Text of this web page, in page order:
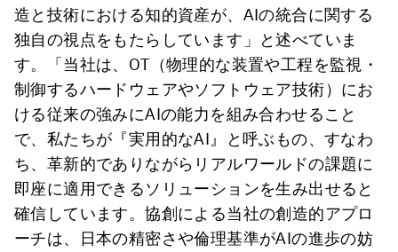
造と技術における知的資産が、AIの統合に関する
独自の視点をもたらしています」と述べていま
す。「当社は、OT（物理的な装置や工程を監視・
制御するハードウェアやソフトウェア技術）にお
ける従来の強みにAIの能力を組み合わせること
で、私たちが『実用的なAI』と呼ぶもの、すなわ
ち、革新的でありながらリアルワールドの課題に
即座に適用できるソリューションを生み出せると
確信しています。協創による当社の創造的アプロ
ーチは、日本の精密さや倫理基準がAIの進歩の妨